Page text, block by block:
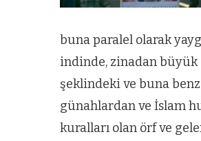
buna paralel olarak
indinde, zinadan büyük
şeklindeki ve buna
günahlardan ve İslam
kuralları olan örf ve